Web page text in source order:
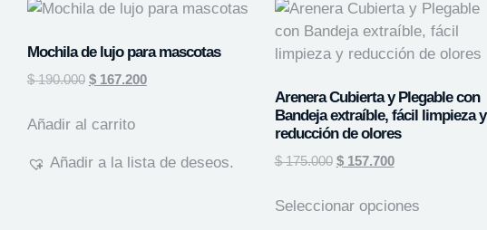
Mochila de lujo para mascotas
$190.000 $167.200
Añadir al carrito
Añadir a la lista de deseos.
Arenera Cubierta y Plegable con
Bandeja extraíble, fácil limpieza y
reducción de olores
$175.000 $157.700
Seleccionar opciones